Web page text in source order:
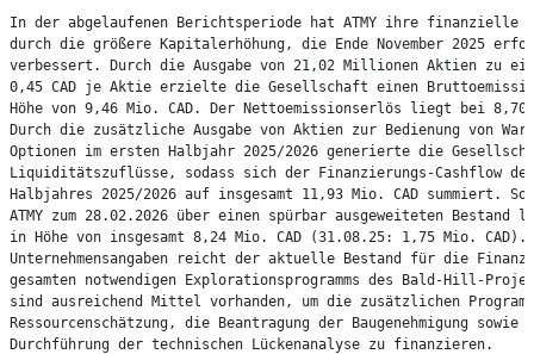
In der abgelaufenen Berichtsperiode hat ATMY ihre finanzielle
durch die größere Kapitalerhöhung, die Ende November 2025
verbessert. Durch die Ausgabe von 21,02 Millionen Aktien zu
0,45 CAD je Aktie erzielte die Gesellschaft einen
Höhe von 9,46 Mio. CAD. Der Nettoemissionserlös liegt bei 8,70
Durch die zusätzliche Ausgabe von Aktien zur Bedienung von
Optionen im ersten Halbjahr 2025/2026 generierte die
Liquiditätszuflüsse, sodass sich der Finanzierungs-Cashflow
Halbjahres 2025/2026 auf insgesamt 11,93 Mio. CAD summiert.
ATMY zum 28.02.2026 über einen spürbar ausgeweiteten
in Höhe von insgesamt 8,24 Mio. CAD (31.08.25: 1,75 Mio. CAD).
Unternehmensangaben reicht der aktuelle Bestand für die
gesamten notwendigen Explorationsprogramms des Bald-Hill-
sind ausreichend Mittel vorhanden, um die zusätzlichen
Ressourcenschätzung, die Beantragung der Baugenehmigung sowie
Durchführung der technischen Lückenanalyse zu finanzieren.